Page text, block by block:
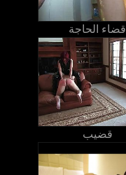
قضاء الحاجة
قضيب